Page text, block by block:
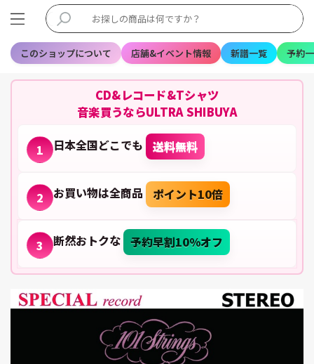
このショップについて 店舗&イベント情報 新譜一覧 予約
CD&レコード&Tシャツ
音楽買うならULTRA SHIBUYA
1 日本全国どこでも 送料無料
2 お買い物は全商品 ポイント10倍
3 断然おトクな 予約早割10%オフ